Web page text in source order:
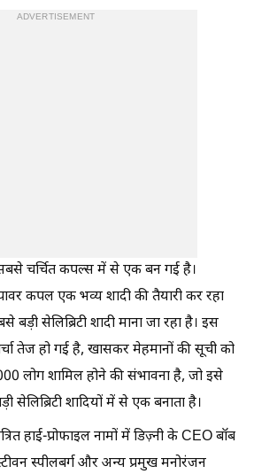
ADVERTISEMENT
चर्चित कपल्स में से एक बन गई है।
कपल एक भव्य शादी की तैयारी कर रहा
सेलिब्रिटी शादी माना जा रहा है। इस
तेज हो गई है, खासकर मेहमानों की सूची को
लोग शामिल होने की संभावना है, जो इसे
शादियों में से एक बनाता है।
हाई-प्रोफाइल नामों में डिज़्नी के CEO बॉब
स्पीलबर्ग और अन्य प्रमुख मनोरंजन